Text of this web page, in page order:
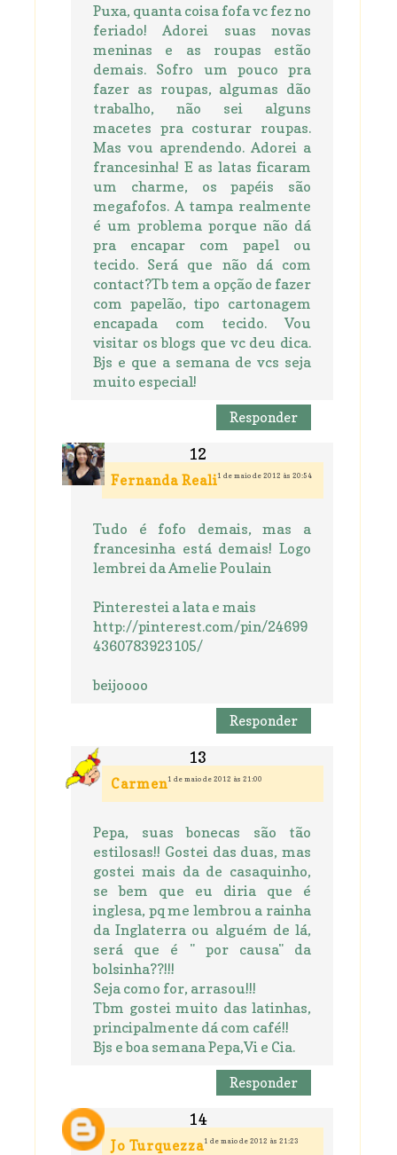
Puxa, quanta coisa fofa vc fez no
feriado! Adorei suas novas
meninas e as roupas estão
demais. Sofro um pouco pra
fazer as roupas, algumas dão
trabalho, não sei alguns
macetes pra costurar roupas.
Mas vou aprendendo. Adorei a
francesinha! E as latas ficaram
um charme, os papéis são
megafofos. A tampa realmente
é um problema porque não dá
pra encapar com papel ou
tecido. Será que não dá com
contact?Tb tem a opção de fazer
com papelão, tipo cartonagem
encapada com tecido. Vou
visitar os blogs que vc deu dica.
Bjs e que a semana de vcs seja
muito especial!
Responder
Fernanda Reali1 de maio de 2012 às 20:54
Tudo é fofo demais, mas a
francesinha está demais! Logo
lembrei da Amelie Poulain
Pinterestei a lata e mais
http://pinterest.com/pin/24699
4360783923105/
beijoooo
Responder
Carmen1 de maio de 2012 às 21:00
Pepa, suas bonecas são tão
estilosas!! Gostei das duas, mas
gostei mais da de casaquinho,
se bem que eu diria que é
inglesa, pq me lembrou a rainha
da Inglaterra ou alguém de lá,
será que é " por causa" da
bolsinha??!!!
Seja como for, arrasou!!!
Tbm gostei muito das latinhas,
principalmente dá com café!!
Bjs e boa semana Pepa,Vi e Cia.
Responder
Jo Turquezza1 de maio de 2012 às 21:23